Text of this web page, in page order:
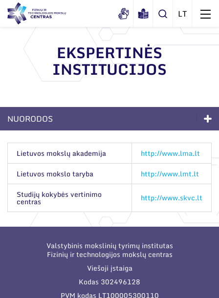
Apie mus
Dokumentai
Sertifikatai ir akreditavimo pažymėjimai
Korupcijos prevencija
Duomenų apsauga
Darbuotojams
Nuorodos
Narystė nacionalinėse ir tarptautinėse
organizacijose bei asociacijose
Struktūra
EKSPERTINĖS
INSTITUCIJOS
NUORODOS
Apie mus
Dokumentai
Sertifikatai ir akreditavimo pažymėjimai
Viešieji pirkimai
Korupcijos prevencija
Duomenų apsauga
Lietuvos mokslų akademija
http://www.lma.lt
Lietuvos mokslo taryba
http://www.lmt.lt
Studijų kokybės vertinimo
centras http://www.skvc.lt
Valstybinis mokslinių tyrimų institutas
Fizinių ir technologijos mokslų centras
Viešoji įstaiga
Kodas 302496128
PVM kodas LT100005300110